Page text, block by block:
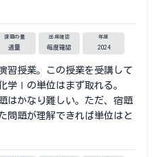
課題の量
適量
出席確認
毎度確認
年度
2024
習授業。この授業を受講して
学Ⅰの単位はまず取れる。
はかなり難しい。ただ、宿題
問題が理解できれば単位はと